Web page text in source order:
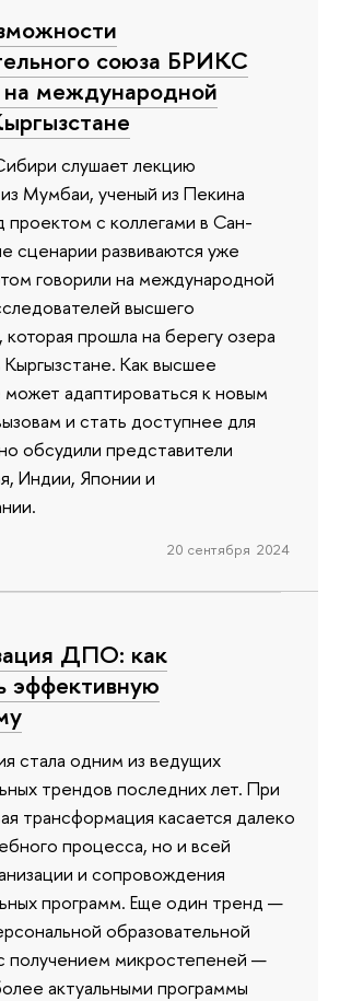
союза БРИКС
на международной
слушает лекцию
Мумбаи, ученый из Пекина
проектом с коллегами в Сан-
сценарии развиваются уже
говорили на международной
высшего
которая прошла на берегу озера
Как высшее
может адаптироваться к новым
и стать доступнее для
обсудили представители
Индии, Японии и
20 сентября 2024
ДПО: как
эффективную
стала одним из ведущих
трендов последних лет. При
трансформация касается далеко
процесса, но и всей
и сопровождения
программ. Еще один тренд —
образовательной
получением микростепеней —
актуальными программы